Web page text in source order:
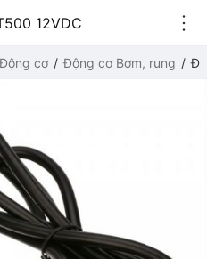
12VDC
Động cơ Động cơ Bơm, rung